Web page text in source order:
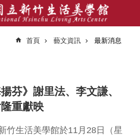
首頁 藝文資訊 最新消息
芬》謝里法、李文謙、
重獻映
竹生活美學館於11月28日（星